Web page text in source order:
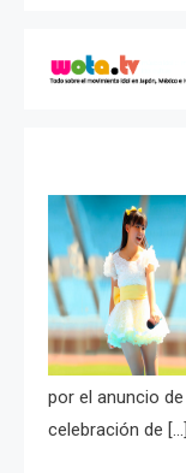
por el anuncio
celebración de […]